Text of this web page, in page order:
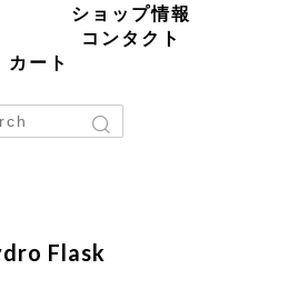
ショップ情報
コンタクト
カート
Flask